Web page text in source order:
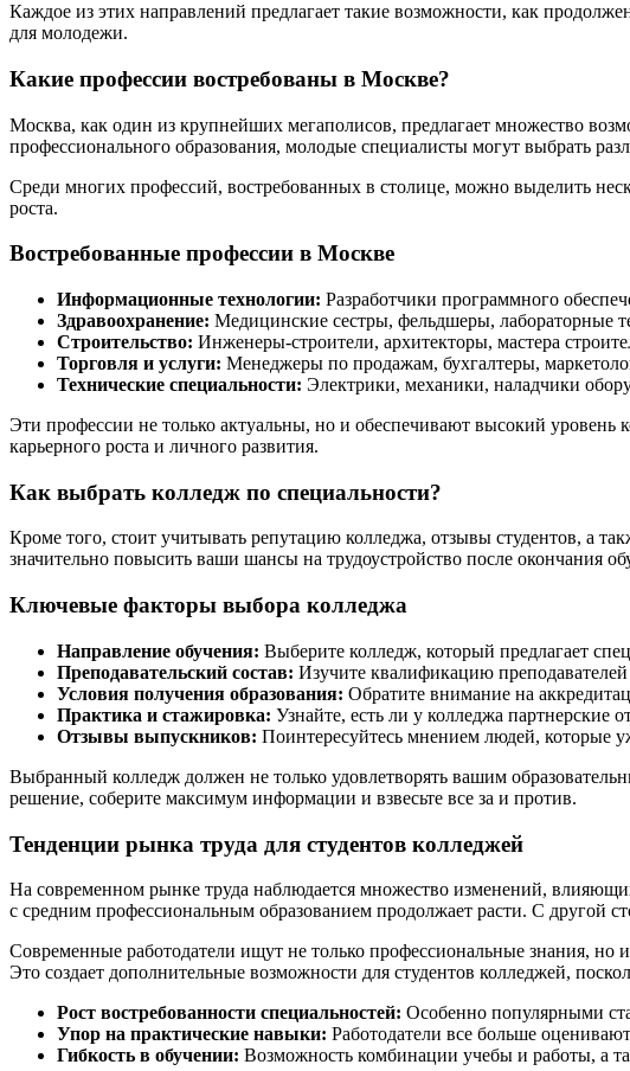
Каждое из этих направлений предлагает такие возможности, как
для молодежи.
Какие профессии востребованы в Москве?
Москва, как один из крупнейших мегаполисов, предлагает множество
профессионального образования, молодые специалисты могут выбрать
Среди многих профессий, востребованных в столице, можно выделить
роста.
Востребованные профессии в Москве
Информационные технологии: Разработчики программного
Здравоохранение: Медицинские сестры, фельдшеры, лабораторные
Строительство: Инженеры-строители, архитекторы, мастера
Торговля и услуги: Менеджеры по продажам, бухгалтеры,
Технические специальности: Электрики, механики, наладчики
Эти профессии не только актуальны, но и обеспечивают высокий
карьерного роста и личного развития.
Как выбрать колледж по специальности?
Кроме того, стоит учитывать репутацию колледжа, отзывы студентов, а
значительно повысить ваши шансы на трудоустройство после окончания
Ключевые факторы выбора колледжа
Направление обучения: Выберите колледж, который предлагает
Преподавательский состав: Изучите квалификацию
Условия получения образования: Обратите внимание на
Практика и стажировка: Узнайте, есть ли у колледжа партнерские
Отзывы выпускников: Поинтересуйтесь мнением людей, которые
Выбранный колледж должен не только удовлетворять вашим
решение, соберите максимум информации и взвесьте все за и против.
Тенденции рынка труда для студентов колледжей
На современном рынке труда наблюдается множество изменений,
с средним профессиональным образованием продолжает расти. С другой
Современные работодатели ищут не только профессиональные знания,
Это создает дополнительные возможности для студентов колледжей,
Рост востребованности специальностей: Особенно популярными
Упор на практические навыки: Работодатели все больше
Гибкость в обучении: Возможность комбинации учебы и работы, а